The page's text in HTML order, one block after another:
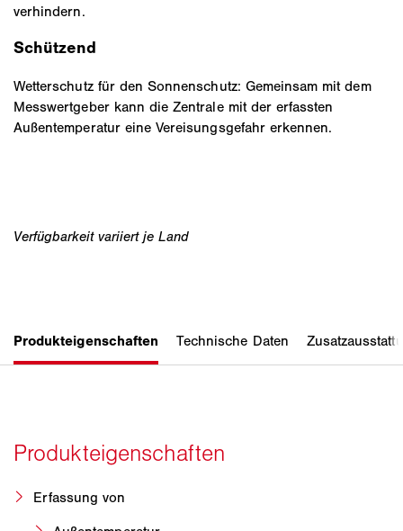
verhindern.
Schützend
Wetterschutz für den Sonnenschutz: Gemeinsam mit dem
Messwertgeber kann die Zentrale mit der erfassten
Außentemperatur eine Vereisungsgefahr erkennen.
Erfassung von